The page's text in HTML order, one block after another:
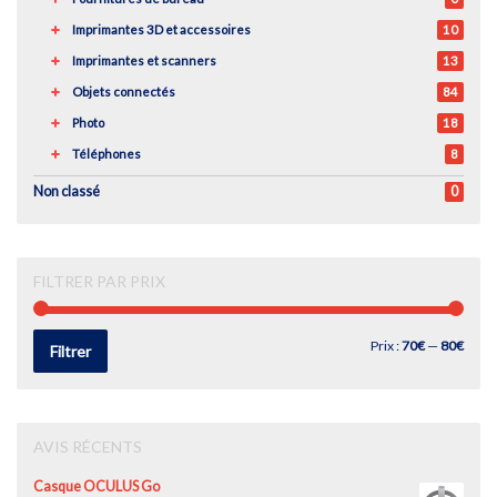
Imprimantes 3D et accessoires 10
Imprimantes et scanners 13
Objets connectés 84
Photo 18
Téléphones 8
Non classé 0
FILTRER PAR PRIX
Filtrer Prix :70€— 80€
AVIS RÉCENTS
Casque OCULUS Go